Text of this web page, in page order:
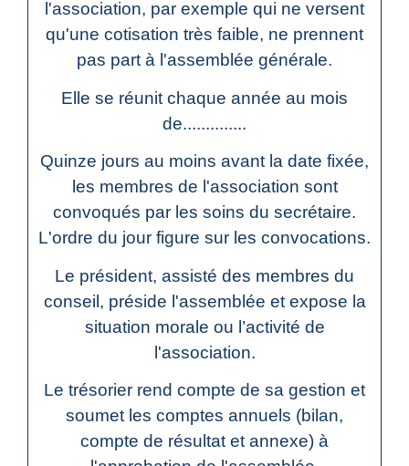
l'association, par exemple qui ne versent
qu'une cotisation très faible, ne prennent
pas part à l'assemblée générale.
Elle se réunit chaque année au mois
de..............
Quinze jours au moins avant la date fixée,
les membres de l'association sont
convoqués par les soins du secrétaire.
L'ordre du jour figure sur les convocations.
Le président, assisté des membres du
conseil, préside l'assemblée et expose la
situation morale ou l’activité de
l'association.
Le trésorier rend compte de sa gestion et
soumet les comptes annuels (bilan,
compte de résultat et annexe) à